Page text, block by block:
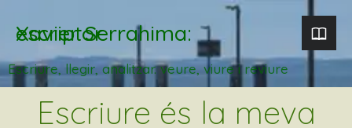
Xavier Serrahima: escriptor
Escriure, llegir, analitzar. veure, viure i reviure
Escriure és la meva